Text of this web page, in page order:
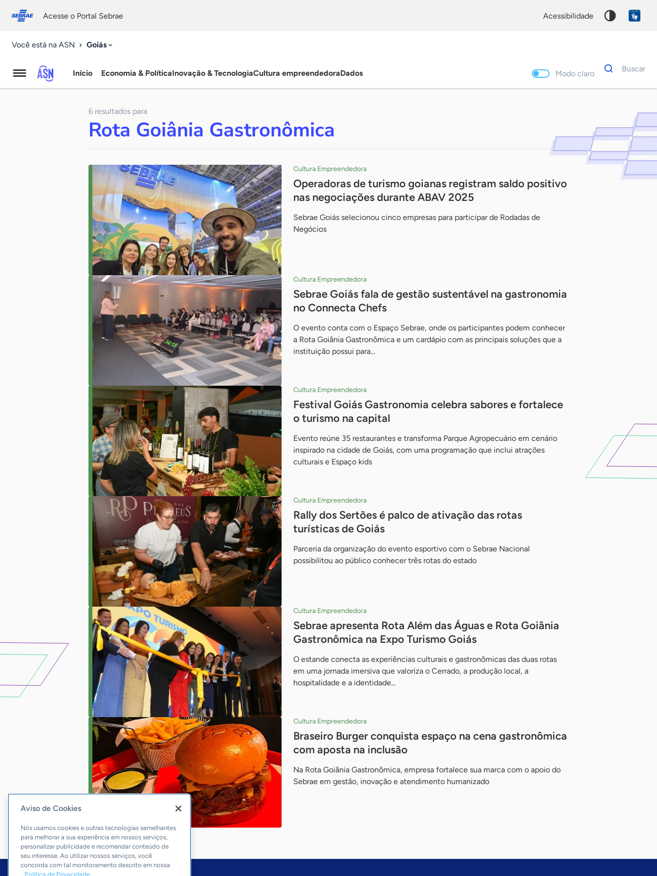
conosco
Acesse o Portal Sebrae acessibilidade
Você está na ASN Goiás
Agência
Notícias
Início Economia & PolíticaInovação & TecnologiaCultura empreendedoraDados Modo claro
Dados
para
Buscar
6 resultados para
Rota Goiânia Gastronômica
Cultura Empreendedora
Operadoras de turismo goianas registram saldo positivo
nas negociações durante ABAV 2025
Sebrae Goiás selecionou cinco empresas para participar de Rodadas de
Negócios
Cultura Empreendedora
Sebrae Goiás fala de gestão sustentável na gastronomia
no Connecta Chefs
O evento conta com o Espaço Sebrae, onde os participantes podem conhecer
a Rota Goiânia Gastronômica e um cardápio com as principais soluções que a
instituição possui para...
Cultura Empreendedora
Festival Goiás Gastronomia celebra sabores e fortalece
o turismo na capital
Evento reúne 35 restaurantes e transforma Parque Agropecuário em cenário
inspirado na cidade de Goiás, com uma programação que inclui atrações
culturais e Espaço kids
Cultura Empreendedora
Rally dos Sertões é palco de ativação das rotas
turísticas de Goiás
Parceria da organização do evento esportivo com o Sebrae Nacional
possibilitou ao público conhecer três rotas do estado
Cultura Empreendedora
Sebrae apresenta Rota Além das Águas e Rota Goiânia
Gastronômica na Expo Turismo Goiás
O estande conecta as experiências culturais e gastronômicas das duas rotas
em uma jornada imersiva que valoriza o Cerrado, a produção local, a
hospitalidade e a identidade...
Cultura Empreendedora
Braseiro Burger conquista espaço na cena gastronômica
com aposta na inclusão
Na Rota Goiânia Gastronômica, empresa fortalece sua marca com o apoio do
Sebrae em gestão, inovação e atendimento humanizado
Aviso de Cookies
Nós usamos cookies e outras tecnologias semelhantes
para melhorar a sua experiência em nossos serviços,
personalizar publicidade e recomendar conteúdo de
seu interesse. Ao utilizar nossos serviços, você
concorda com tal monitoramento descrito em nossa
Política de Privacidade